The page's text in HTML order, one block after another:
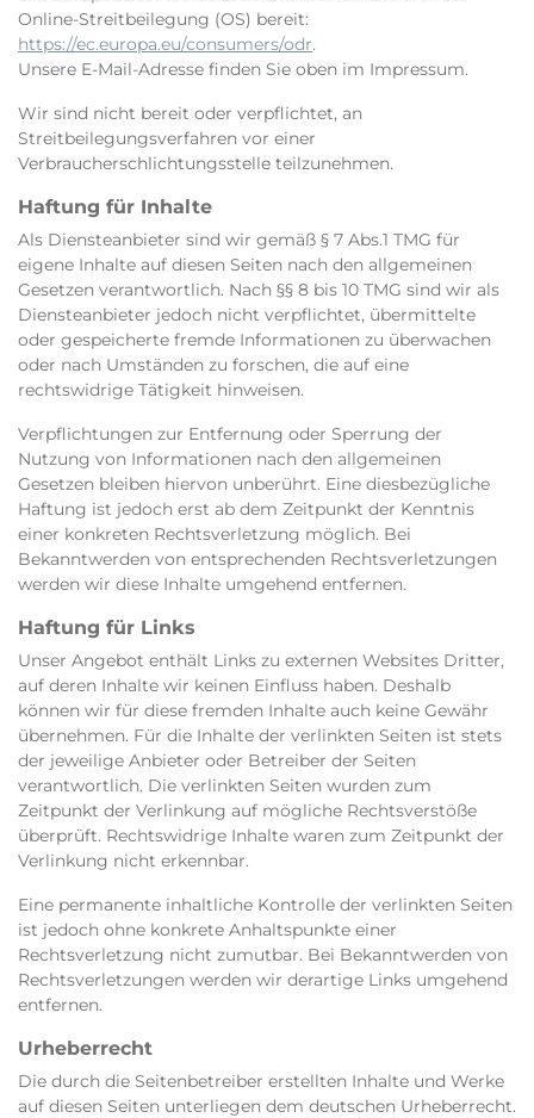
Online-Streitbeilegung (OS) bereit:
https://ec.europa.eu/consumers/odr.
Unsere E-Mail-Adresse finden Sie oben im Impressum.
Wir sind nicht bereit oder verpflichtet, an
Streitbeilegungsverfahren vor einer
Verbraucherschlichtungsstelle teilzunehmen.
Haftung für Inhalte
Als Diensteanbieter sind wir gemäß § 7 Abs.1 TMG für
eigene Inhalte auf diesen Seiten nach den allgemeinen
Gesetzen verantwortlich. Nach §§ 8 bis 10 TMG sind wir als
Diensteanbieter jedoch nicht verpflichtet, übermittelte
oder gespeicherte fremde Informationen zu überwachen
oder nach Umständen zu forschen, die auf eine
rechtswidrige Tätigkeit hinweisen.
Verpflichtungen zur Entfernung oder Sperrung der
Nutzung von Informationen nach den allgemeinen
Gesetzen bleiben hiervon unberührt. Eine diesbezügliche
Haftung ist jedoch erst ab dem Zeitpunkt der Kenntnis
einer konkreten Rechtsverletzung möglich. Bei
Bekanntwerden von entsprechenden Rechtsverletzungen
werden wir diese Inhalte umgehend entfernen.
Haftung für Links
Unser Angebot enthält Links zu externen Websites Dritter,
auf deren Inhalte wir keinen Einfluss haben. Deshalb
können wir für diese fremden Inhalte auch keine Gewähr
übernehmen. Für die Inhalte der verlinkten Seiten ist stets
der jeweilige Anbieter oder Betreiber der Seiten
verantwortlich. Die verlinkten Seiten wurden zum
Zeitpunkt der Verlinkung auf mögliche Rechtsverstöße
überprüft. Rechtswidrige Inhalte waren zum Zeitpunkt der
Verlinkung nicht erkennbar.
Eine permanente inhaltliche Kontrolle der verlinkten Seiten
ist jedoch ohne konkrete Anhaltspunkte einer
Rechtsverletzung nicht zumutbar. Bei Bekanntwerden von
Rechtsverletzungen werden wir derartige Links umgehend
entfernen.
Urheberrecht
Die durch die Seitenbetreiber erstellten Inhalte und Werke
auf diesen Seiten unterliegen dem deutschen Urheberrecht.